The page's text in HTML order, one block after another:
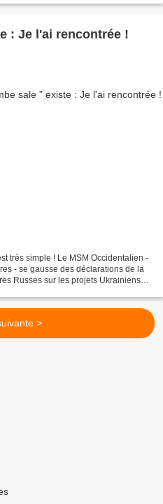
: Je l'ai rencontrée !
très simple ! Le MSM Occidentalien -
- se gausse des déclarations de la
Russes sur les projets Ukrainiens
>